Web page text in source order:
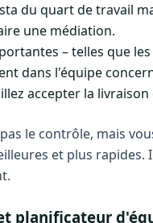
du quart de travail
une médiation.
– telles que
dans l'équipe
accepter la
le contrôle, mais
et plus
planificateur